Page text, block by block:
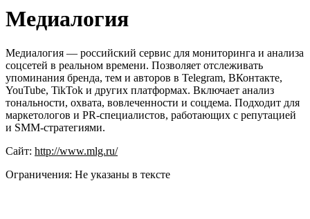
Медиалогия
Медиалогия — российский сервис для мониторинга и анализа
соцсетей в реальном времени. Позволяет отслеживать
упоминания бренда, тем и авторов в Telegram, ВКонтакте,
YouTube, TikTok и других платформах. Включает анализ
тональности, охвата, вовлеченности и соцдема. Подходит для
маркетологов и PR-специалистов, работающих с репутацией
и SMM-стратегиями.
Сайт: http://www.mlg.ru/
Ограничения: Не указаны в тексте